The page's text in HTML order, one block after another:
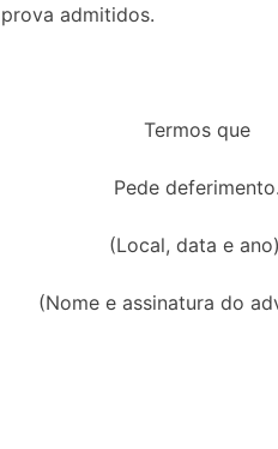
admitidos.
Termos que
Pede deferimento.
(Local, data e
(Nome e assinatura do